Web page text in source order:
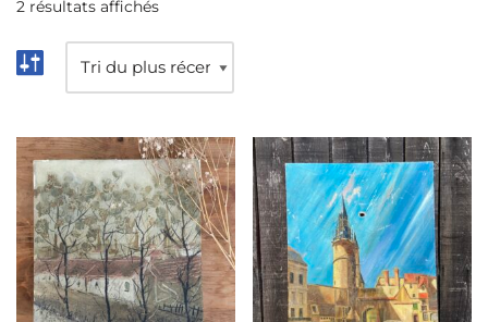
2 résultats affichés